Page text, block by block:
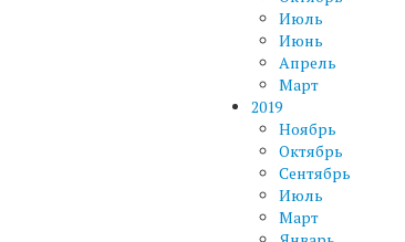
Июль
Июнь
Апрель
Март
2019
Ноябрь
Октябрь
Сентябрь
Июль
Март